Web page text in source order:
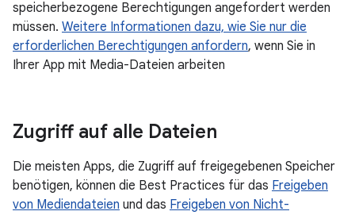
speicherbezogene Berechtigungen angefordert werden
müssen. Weitere Informationen dazu, wie Sie nur die
erforderlichen Berechtigungen anfordern, wenn Sie in
Ihrer App mit Media-Dateien arbeiten
Zugriff auf alle Dateien
Die meisten Apps, die Zugriff auf freigegebenen Speicher
benötigen, können die Best Practices für das Freigeben
von Mediendateien und das Freigeben von Nicht-